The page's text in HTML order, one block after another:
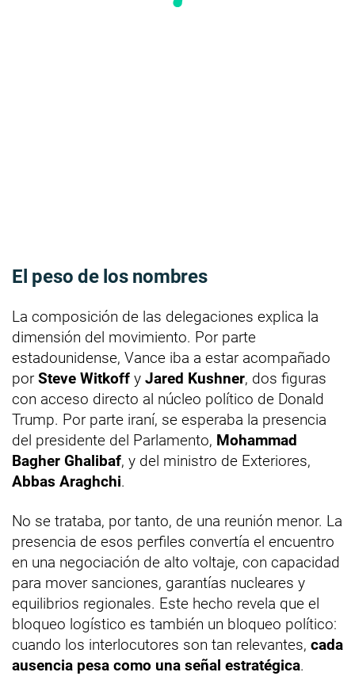
El peso de los nombres
La composición de las delegaciones explica la
dimensión del movimiento. Por parte
estadounidense, Vance iba a estar acompañado
por Steve Witkoff y Jared Kushner, dos figuras
con acceso directo al núcleo político de Donald
Trump. Por parte iraní, se esperaba la presencia
del presidente del Parlamento, Mohammad
Bagher Ghalibaf, y del ministro de Exteriores,
Abbas Araghchi.
No se trataba, por tanto, de una reunión menor. La
presencia de esos perfiles convertía el encuentro
en una negociación de alto voltaje, con capacidad
para mover sanciones, garantías nucleares y
equilibrios regionales. Este hecho revela que el
bloqueo logístico es también un bloqueo político:
cuando los interlocutores son tan relevantes, cada
ausencia pesa como una señal estratégica.